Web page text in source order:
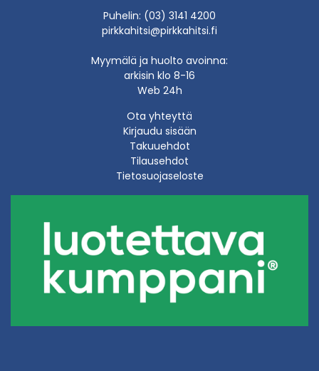
Puhelin: (03) 3141 4200
pirkkahitsi@pirkkahitsi.fi
Myymälä ja huolto avoinna:
arkisin klo 8-16
Web 24h
Ota yhteyttä
Kirjaudu sisään
Takuuehdot
Tilausehdot
Tietosuojaseloste